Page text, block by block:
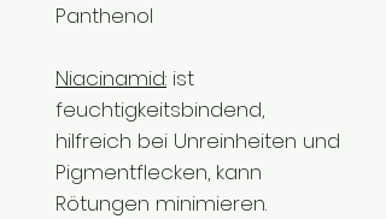
Panthenol
Niacinamid: ist
feuchtigkeitsbindend,
hilfreich bei Unreinheiten und
Pigmentflecken, kann
Rötungen minimieren.